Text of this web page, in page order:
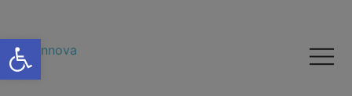
Abrir barra de herramientas